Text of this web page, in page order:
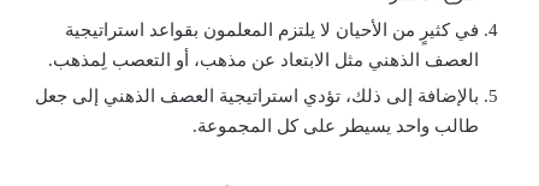
في كثيرٍ من الأحيان لا يلتزم المعلمون بقواعد استراتيجية
العصف الذهني مثل الابتعاد عن مذهب، أو التعصب لِمذهب.
بالإضافة إلى ذلك، تؤدي استراتيجية العصف الذهني إلى جعل
طالب واحد يسيطر على كل المجموعة.